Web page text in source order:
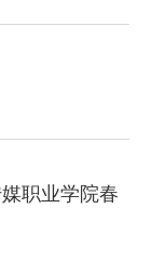
27
27
教
25
资
职业学院春